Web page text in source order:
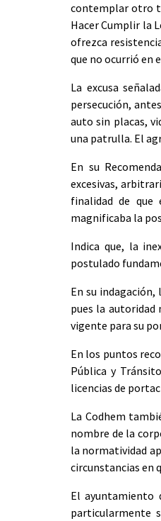
contemplar otro
Hacer Cumplir la
ofrezca
que no ocurrió en
La excusa
persecución,
auto sin placas,
una patrulla. El
En su
excesivas,
finalidad de que
magnificaba la
Indica que, la
postulado
En su
pues la
vigente para su
En los puntos
Pública y
licencias de
La Codhem
nombre de la
la normatividad
circunstancias en
El ayuntamiento
particularmente